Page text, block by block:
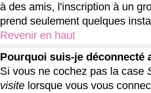
à des amis, l'inscription à un
prend seulement quelques
Revenir en haut
Pourquoi suis-je déconnecté
Si vous ne cochez pas la case
visitelorsque vous vous